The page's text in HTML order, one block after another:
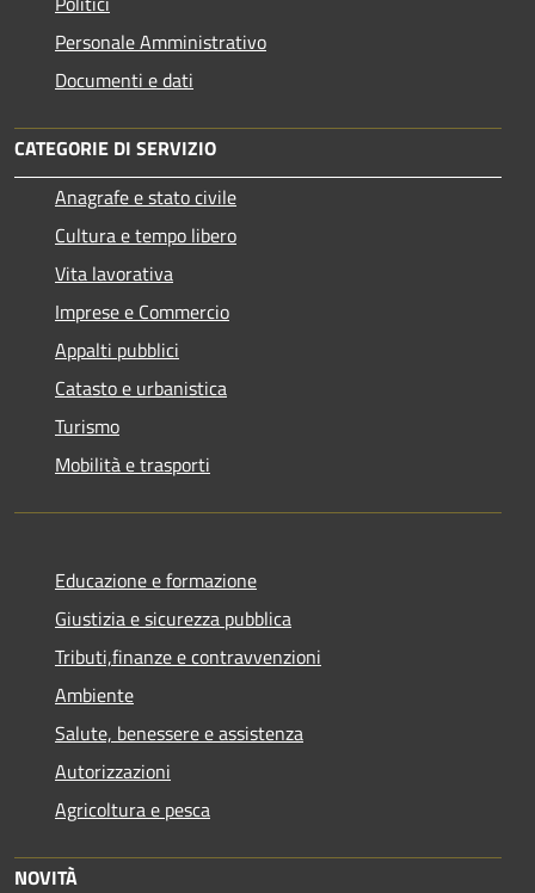
Personale Amministrativo
Documenti e dati
CATEGORIE DI SERVIZIO
Anagrafe e stato civile
Cultura e tempo libero
Vita lavorativa
Imprese e Commercio
Appalti pubblici
Catasto e urbanistica
Turismo
Mobilità e trasporti
Educazione e formazione
Giustizia e sicurezza pubblica
Tributi,finanze e contravvenzioni
Ambiente
Salute, benessere e assistenza
Autorizzazioni
Agricoltura e pesca
NOVITÀ